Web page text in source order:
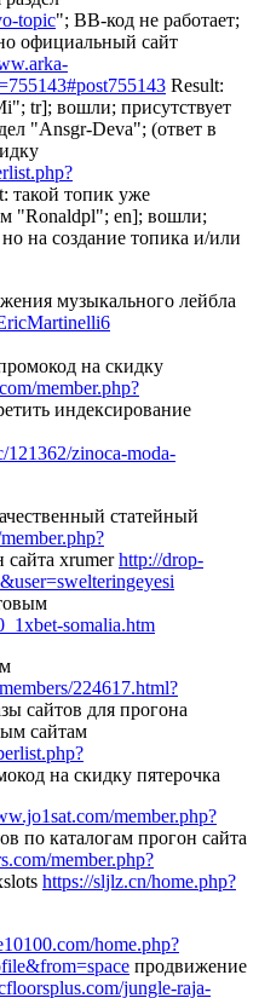
topic"; BB-код не работает;
официальный сайт
Result:
tr]; вошли; присутствует
"Ansgr-Deva"; (ответ в
такой топик уже
"Ronaldpl"; en]; вошли;
на создание топика и/или
музыкального лейбла
на скидку
member.php?
индексирование
zinoca-moda-
статейный
сайта xrumerhttp://drop-
somalia.htm
224617.html?
сайтов для прогона
сайтам
на скидку пятерочка
member.php?
по каталогам прогон сайта
member.php?
https://sljlz.cn/home.php?
home.php?
продвижение
jungle-raja-